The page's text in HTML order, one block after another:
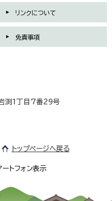
リンクについて
免責事項
渕1丁目7番29号
トップページへ戻る
ートフォン表示